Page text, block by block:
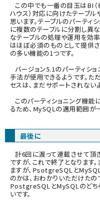
この中でも一番の目玉はBI（
ハウス）対応に向けたテーブル
思います。テーブルのパーティ
に複数のテーブルに分割し異
なテーブルの処理や運用を効
はほぼ必須のものとして提供
の多い機能の1つです。
バージョン5.1のパーティシ
手法が使用できるようです。た
セスは、まだサポートされない
このパーティショニング機能
るため、MySQLの適用範囲が
最後に
計6回に渡って連載させて
ですが、これで終了となります
ますが、PsotgreSQLと
のかは、おわかりいただけたの
PostgreSQLとMySQLのどち
いです。